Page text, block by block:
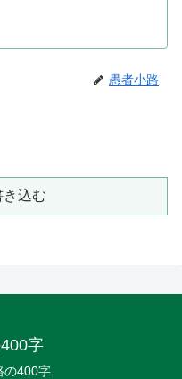
愚者小路
き込む
字
400字.